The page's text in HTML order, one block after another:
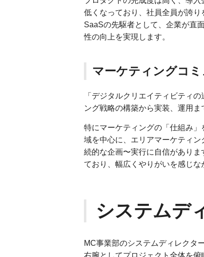
低くなっており、社員全員が誇
SaaSの先駆者として、企業が直
性の向上を実現します。
マーケティングコミ
「デジタルクリエイティビティ
ング戦略の構築から実装、運用ま
特にマーケティングの「仕組み
域を中心に、エリアマーケティ
続的な企画〜実行に自信があり
ており、幅広くやりがいを感じな
システムデ
MC事業部のシステムディレクタ
右腕としてプロジェクト全体を